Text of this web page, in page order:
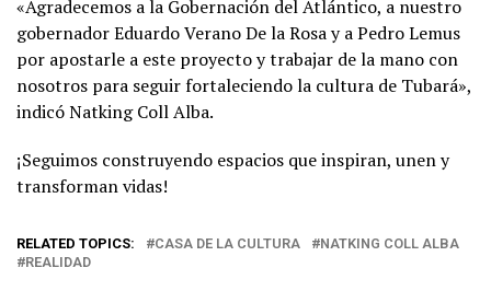
«Agradecemos a la Gobernación del Atlántico, a nuestro
gobernador Eduardo Verano De la Rosa y a Pedro Lemus
por apostarle a este proyecto y trabajar de la mano con
nosotros para seguir fortaleciendo la cultura de Tubará»,
indicó Natking Coll Alba.
¡Seguimos construyendo espacios que inspiran, unen y
transforman vidas!
RELATED TOPICS: CASA DE LA CULTURA
NATKING COLL ALBA
REALIDAD